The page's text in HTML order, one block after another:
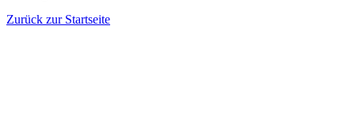
Zurück zur Startseite